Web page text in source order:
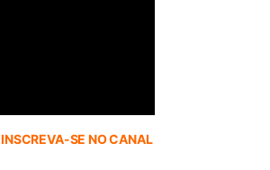
INSCREVA-SE NO CANAL